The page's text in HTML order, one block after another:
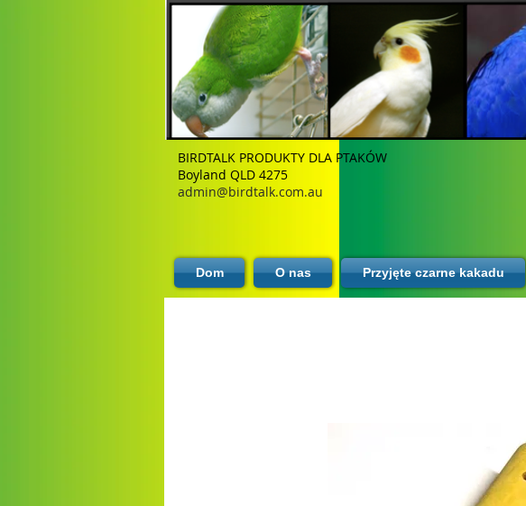
BIRDTALK PRODUKTY DLA PTAKÓW
Boyland QLD 4275
admin@birdtalk.com.au
Dom O nas Przyjęte czarne kakadu